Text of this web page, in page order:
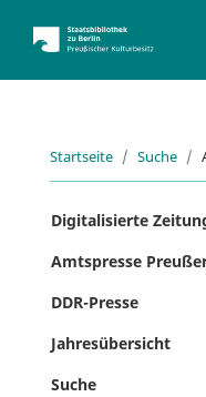
Startseite Suche
Digitalisierte
Amtspresse
DDR-Presse
Jahresübersicht
Suche